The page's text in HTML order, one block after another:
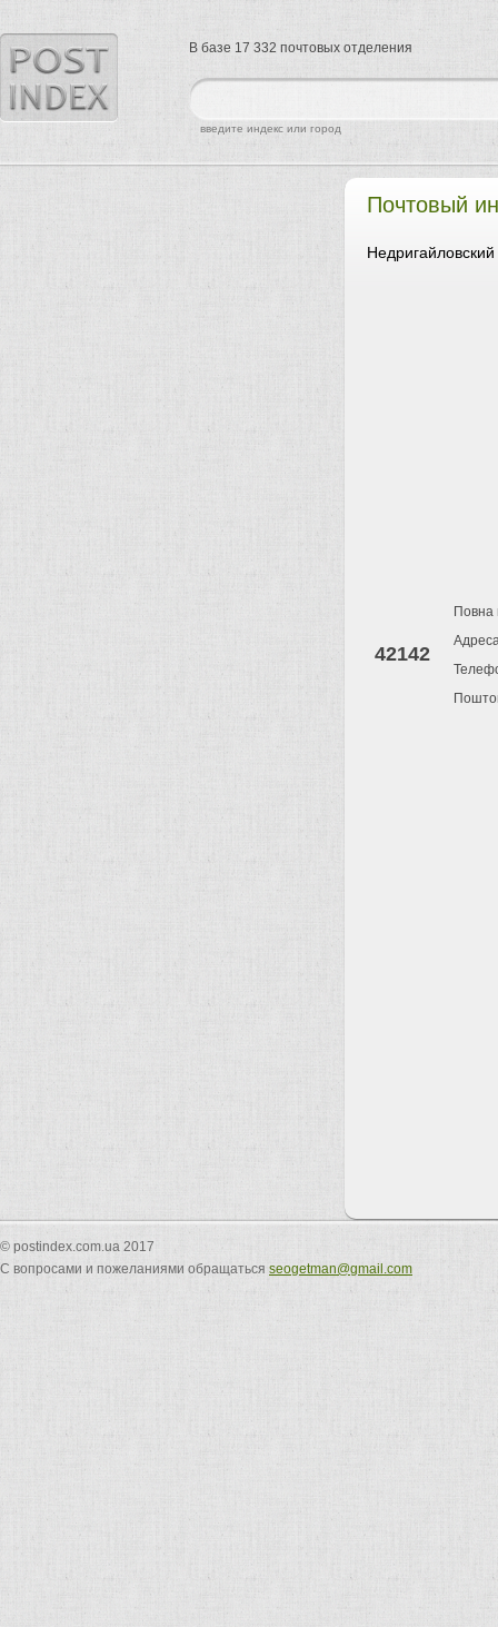
Почтовый
42142
Повна
найти
введите индекс или город
В базе 17 332 почтовых отделения
© postindex.com.ua 2017
С вопросами и пожеланиями обращаться seogetman@gmail.com